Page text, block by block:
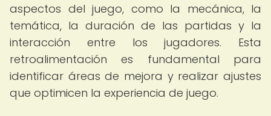
aspectos del juego, como la mecánica, la
temática, la duración de las partidas y la
interacción entre los jugadores. Esta
retroalimentación es fundamental para
identificar áreas de mejora y realizar ajustes
que optimicen la experiencia de juego.